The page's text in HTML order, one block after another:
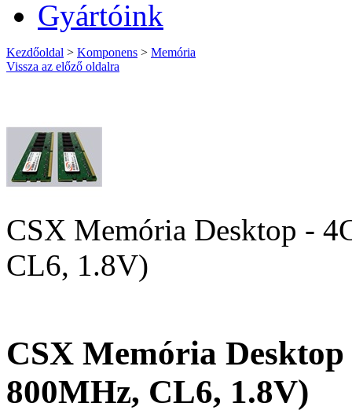
Gyártóink
Kezdőoldal > Komponens > Memória
Vissza az előző oldalra
CSX Memória Desktop -
CL6, 1.8V)
CSX Memória
800MHz, CL6, 1.8V)